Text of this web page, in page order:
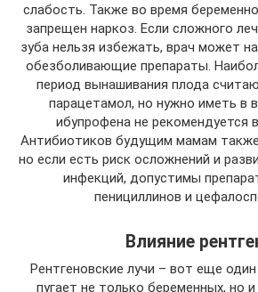
слабость. Также во время
запрещен наркоз. Если сложного
зуба нельзя избежать, врач может
обезболивающие препараты.
период вынашивания плода
парацетамол, но нужно иметь в
ибупрофена не рекомендуется
Антибиотиков будущим мамам также
но если есть риск осложнений и
инфекций, допустимы
пенициллинов и
Влияние
Рентгеновские лучи – вот еще
пугает не только беременных, но